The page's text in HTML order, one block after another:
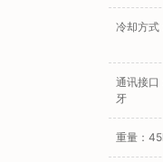
冷却方式
通讯接
牙
重量：